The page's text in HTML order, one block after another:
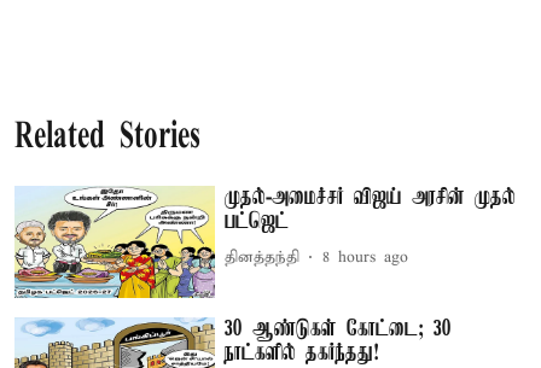
Related Stories
முதல்-அமைச்சர் விஜய் அரசின் முதல்
பட்ஜெட்
தினத்தந்தி 8 hours ago
30 ஆண்டுகள் கோட்டை; 30
நாட்களில் தகர்ந்தது!